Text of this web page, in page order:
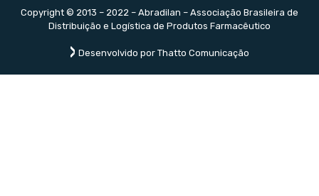
Copyright © 2013 – 2022 – Abradilan – Associação Brasileira de
Distribuição e Logística de Produtos Farmacêutico
Desenvolvido por Thatto Comunicação